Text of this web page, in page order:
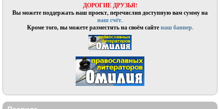
ДОРОГИЕ ДРУЗЬЯ!
Вы можете поддержать наш проект, перечислив доступную вам сумму на
наш счёт.
Кроме того, вы можете разместить на своём сайтенаш баннер.